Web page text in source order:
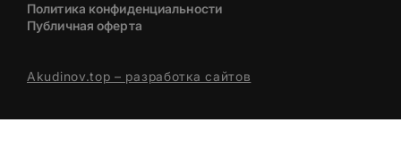
Политика конфиденциальности
Публичная оферта
Akudinov.top – разработка сайтов